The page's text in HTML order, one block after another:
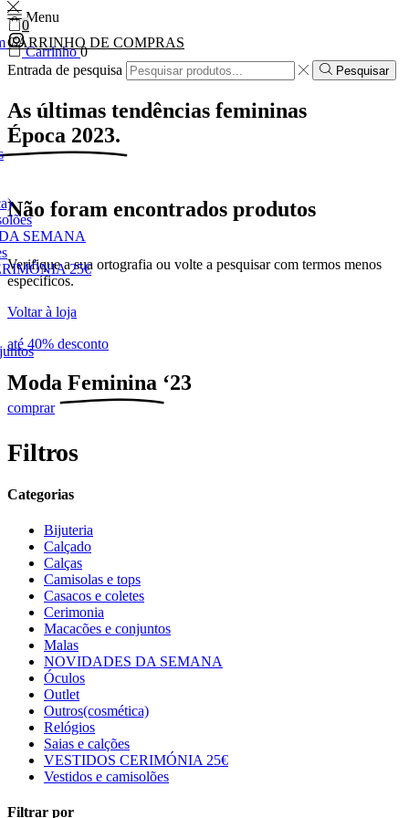
Menu
SEMANA
25€
Carrinho0
0
CARRINHO DE COMPRAS
Entrada de pesquisa
Pesquisar
As últimas tendências femininas
Época 2023.
Não foram encontrados produtos
Verifique a sua ortografia ou volte a pesquisar com termos menos
específicos.
Voltar à loja
até 40% desconto
Moda Feminina ‘23
comprar
Filtros
Categorias
Bijuteria
Calçado
Calças
Camisolas e tops
Casacos e coletes
Cerimonia
Macacões e conjuntos
Malas
NOVIDADES DA SEMANA
Óculos
Outlet
Outros(cosmética)
Relógios
Saias e calções
VESTIDOS CERIMÓNIA 25€
Vestidos e camisolões
Filtrar por